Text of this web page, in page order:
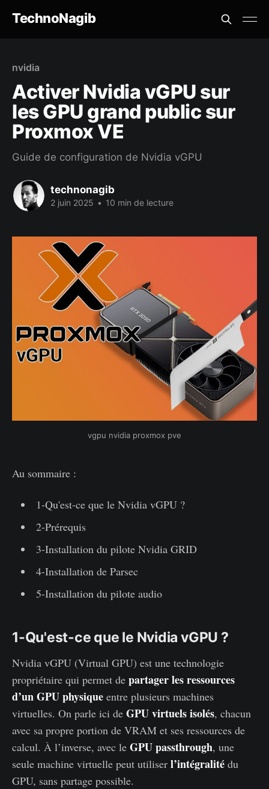
TechnoNagib
nvidia
Activer Nvidia vGPU sur
les GPU grand public sur
Proxmox VE
Guide de configuration de Nvidia vGPU
technonagib
2 juin 2025 • 10 min de lecture
vgpu nvidia proxmox pve
Au sommaire :
1-Qu'est-ce que le Nvidia vGPU ?
2-Prérequis
3-Installation du pilote Nvidia GRID
4-Installation de Parsec
5-Installation du pilote audio
1-Qu'est-ce que le Nvidia vGPU ?
Nvidia vGPU (Virtual GPU) est une technologie
propriétaire qui permet de partager les ressources
d’un GPU physique entre plusieurs machines
virtuelles. On parle ici de GPU virtuels isolés, chacun
avec sa propre portion de VRAM et ses ressources de
calcul. À l’inverse, avec le GPU passthrough, une
seule machine virtuelle peut utiliser l’intégralité du
GPU, sans partage possible.